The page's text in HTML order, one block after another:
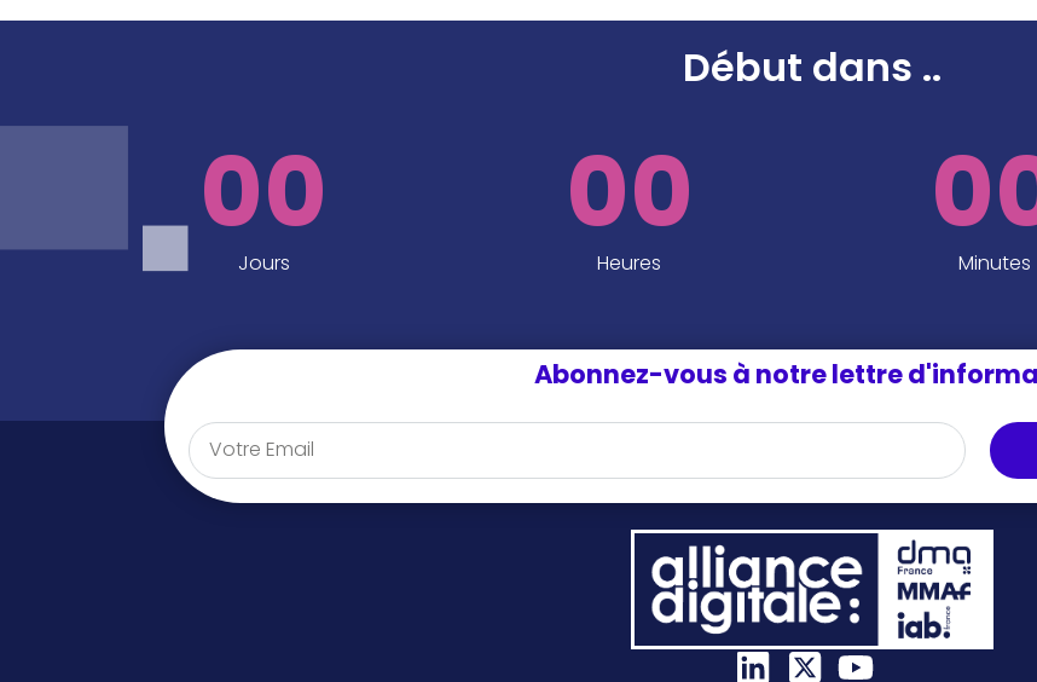
Début dans ..
00
Jours
00
Heures Minutes
Abonnez-vous à notre lettre